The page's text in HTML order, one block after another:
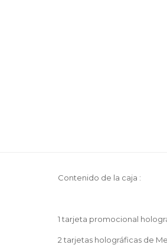
Contenido de la caja :
1 tarjeta promocional
2 tarjetas holográficas de